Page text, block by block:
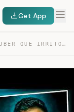
Get App
O YOUTUBER QUE IRRITOU A BOLHA DEV — TRANSCRIPT